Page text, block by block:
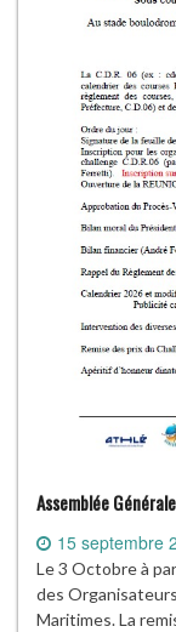
Assemblée
15 septembre
Le 3 Octobre à
des
Maritimes. La